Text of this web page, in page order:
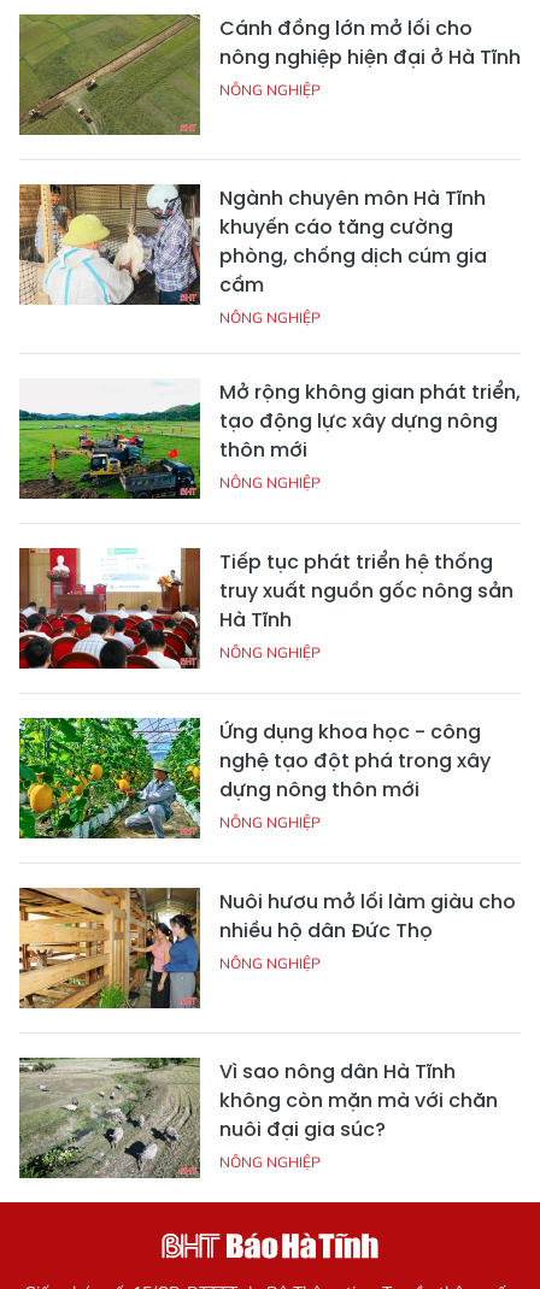
Cánh đồng lớn mở lối cho
nông nghiệp hiện đại ở Hà Tĩnh
NÔNG NGHIỆP
Ngành chuyên môn Hà Tĩnh
khuyến cáo tăng cường
phòng, chống dịch cúm gia
cầm
NÔNG NGHIỆP
Mở rộng không gian phát triển,
tạo động lực xây dựng nông
thôn mới
NÔNG NGHIỆP
Tiếp tục phát triển hệ thống
truy xuất nguồn gốc nông sản
Hà Tĩnh
NÔNG NGHIỆP
Ứng dụng khoa học - công
nghệ tạo đột phá trong xây
dựng nông thôn mới
NÔNG NGHIỆP
Nuôi hươu mở lối làm giàu cho
nhiều hộ dân Đức Thọ
NÔNG NGHIỆP
Vì sao nông dân Hà Tĩnh
không còn mặn mà với chăn
nuôi đại gia súc?
NÔNG NGHIỆP